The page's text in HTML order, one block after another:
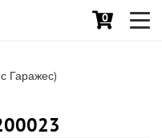
0
Гаражес)